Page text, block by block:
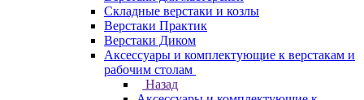
Складные верстаки и козлы
Верстаки Практик
Верстаки Диком
Аксессуары и комплектующие к верстакам и
рабочим столам
Назад